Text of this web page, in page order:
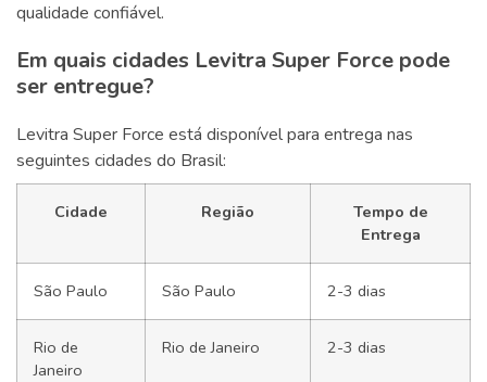
qualidade confiável.
Em quais cidades Levitra Super Force pode
ser entregue?
Levitra Super Force está disponível para entrega nas
seguintes cidades do Brasil:
Cidade Região
Tempo de
Entrega
São Paulo São Paulo 2-3 dias
Rio de
Janeiro
Rio de Janeiro 2-3 dias